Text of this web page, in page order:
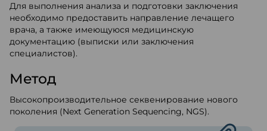
Для выполнения анализа и подготовки заключения
необходимо предоставить направление лечащего
врача, а также имеющуюся медицинскую
документацию (выписки или заключения
специалистов).
Метод
Высокопроизводительное секвенирование нового
поколения (Next Generation Sequencing, NGS).